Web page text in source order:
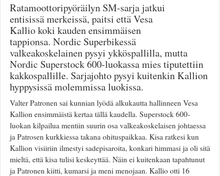
TIETOPANKKI
TAPAHTUMAT
MP15 kuvia
MP14 kuvia
MP13 kuvia
ACS 2015 kuvia
Lisää uusi tapahtuma
UUTISET
SÄÄ
Valitse paikkakunta
Helsingin sää
Tampereen sää
Turun sää
Oulun sää
Kuopion sää
Ratamoottoripyöräilyn SM-sarja jatkui
entisissä merkeissä, paitsi että Vesa
Kallio koki kauden ensimmäisen
tappionsa. Nordic Superbikessä
valkeakoskelainen pysyi ykköspallilla, mutta
Nordic Superstock 600-luokassa mies tiputettiin
kakkospallille. Sarjajohto pysyi kuitenkin Kallion
hyppysissä molemmissa luokissa.
Valter Patronen sai kunnian lyödä alkukautta hallinneen Vesa
Kallion ensimmäistä kertaa tällä kaudella. Superstock 600-
luokan kilpailua mentiin suurin osa valkeakoskelaisen johtaessa
ja Patrosen kurkkiessa takana ohituspaikkaa. Kisa ratkesi kun
Kallion visiiriin ilmestyi sadepisaroita, konkari himmasi ja oli sitä
mieltä, että kisa tulisi keskeyttää. Näin ei kuitenkaan tapahtunut
ja Patronen kiitti, kumarsi ja meni menojaan. Kallio otti 16